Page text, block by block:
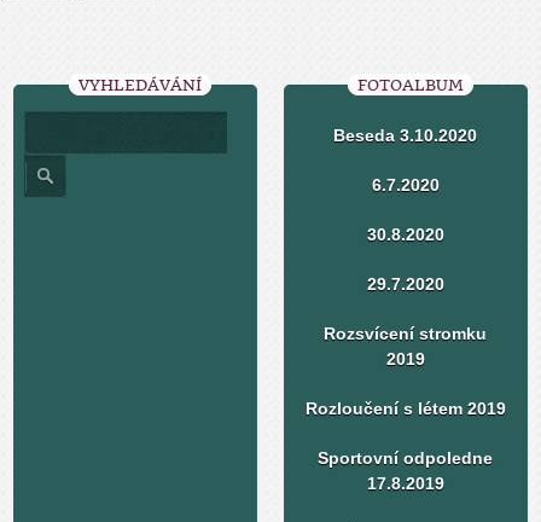
VYHLEDÁVÁNÍ FOTOALBUM
Beseda 3.10.2020
6.7.2020
30.8.2020
29.7.2020
Rozsvícení stromku
2019
Rozloučení s létem 2019
Sportovní odpoledne
17.8.2019